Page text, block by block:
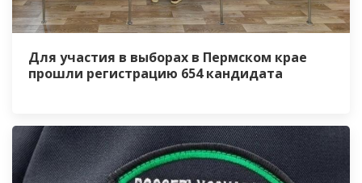
Для участия в выборах в Пермском крае
прошли регистрацию 654 кандидата